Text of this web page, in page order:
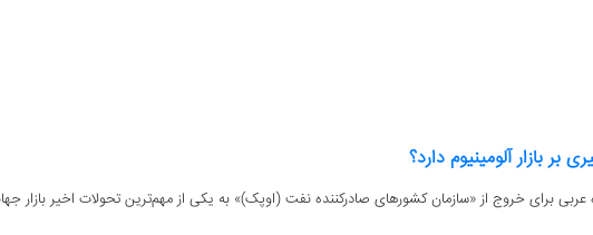
بر بازار آلومینیوم دارد؟
عربی برای خروج از «سازمان کشورهای صادرکننده نفت (اوپک)» به یکی از مهم‌ترین تحولات اخیر بازار